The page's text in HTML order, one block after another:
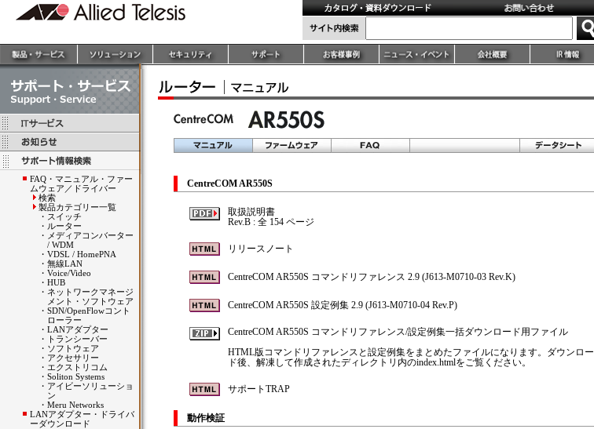
FAQ・マニュアル・ファー
ムウェア／ドライバー
検索
製品カテゴリー一覧
・ スイッチ
・ ルーター
・ メディアコンバーター
/ WDM
・ VDSL / HomePNA
・ 無線LAN
・ Voice/Video
・ HUB
・ ネットワークマネージ
メント・ソフトウェア
・ SDN/OpenFlowコント
ローラー
・ LANアダプター
・
トランシーバー
・ ソフトウェア
・ アクセサリー
・ エクストリコム
・ Soliton Systems
・ アイビーソリューショ
ン
・ Meru Networks
LANアダプター・ドライバ
ーダウンロード
CentreCOM AR550S
取扱説明書
Rev.B : 全 154 ページ
リリースノート
CentreCOM AR550S コマンドリファレンス 2.9 (J613-M0710-03 Rev.K)
CentreCOM AR550S 設定例集 2.9 (J613-M0710-04 Rev.P)
CentreCOM AR550S コマンドリファレンス/設定例集一括ダウンロード用ファイル
HTML版コマンドリファレンスと設定例集をまとめたファイルになります。ダウンロー
ド後、解凍して作成されたディレクトリ内のindex.htmlをご覧ください。
サポートTRAP
動作検証